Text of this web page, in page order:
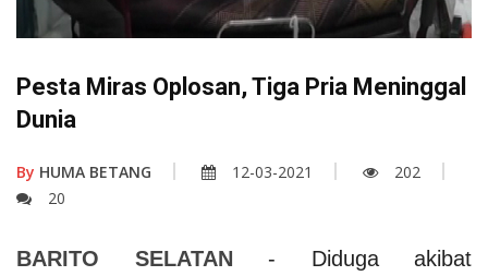
Pesta Miras Oplosan, Tiga Pria Meninggal
Dunia
By HUMA BETANG 12-03-2021
202
20
BARITO SELATAN - Diduga akibat